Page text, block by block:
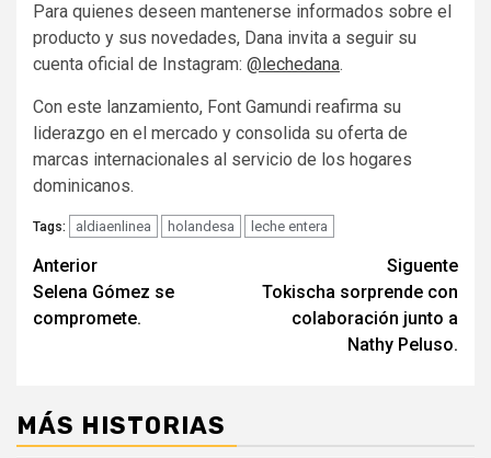
Para quienes deseen mantenerse informados sobre el
producto y sus novedades, Dana invita a seguir su
cuenta oficial de Instagram: @lechedana.
Con este lanzamiento, Font Gamundi reafirma su
liderazgo en el mercado y consolida su oferta de
marcas internacionales al servicio de los hogares
dominicanos.
Tags: aldiaenlinea holandesa leche entera
Navegación
de
Anterior
Selena Gómez se
compromete.
Siguente
Tokischa sorprende con
colaboración junto a
Nathy Peluso.
MÁS HISTORIAS